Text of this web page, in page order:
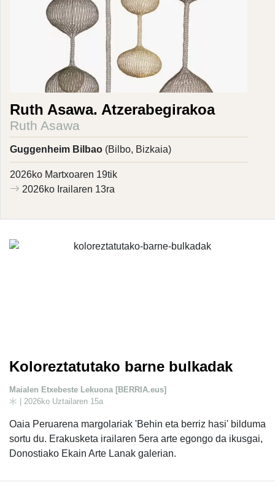
Ruth Asawa. Atzerabegirakoa
Ruth Asawa
Guggenheim Bilbao (Bilbo, Bizkaia)
2026ko Martxoaren 19tik
2026ko Irailaren 13ra
Koloreztatutako barne bulkadak
Maialen Etxebeste Lekuona [BERRIA.eus]
| 2026ko Uztailaren 15a
Oaia Peruarena margolariak 'Behin eta berriz hasi' bilduma
sortu du. Erakusketa irailaren 5era arte egongo da ikusgai,
Donostiako Ekain Arte Lanak galerian.